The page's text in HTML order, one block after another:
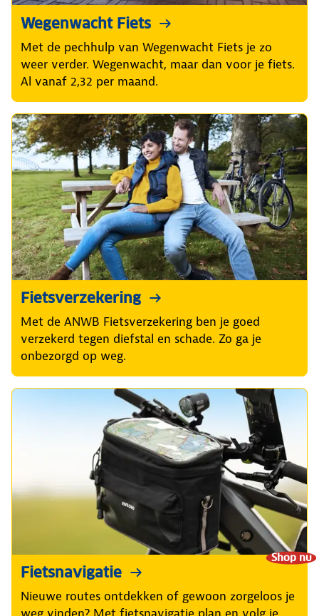
Wegenwacht Fiets
Met de pechhulp van Wegenwacht Fiets je zo
weer verder. Wegenwacht, maar dan voor je fiets.
Al vanaf 2,32 per maand.
Fietsverzekering
Met de ANWB Fietsverzekering ben je goed
verzekerd tegen diefstal en schade. Zo ga je
onbezorgd op weg.
Shop nu
Fietsnavigatie
Nieuwe routes ontdekken of gewoon zorgeloos je